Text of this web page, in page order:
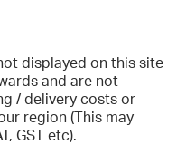
displayed on this site
and are not
/ delivery costs or
region (This may
GST etc).